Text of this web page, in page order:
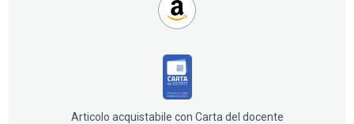
Articolo acquistabile con Carta del docente